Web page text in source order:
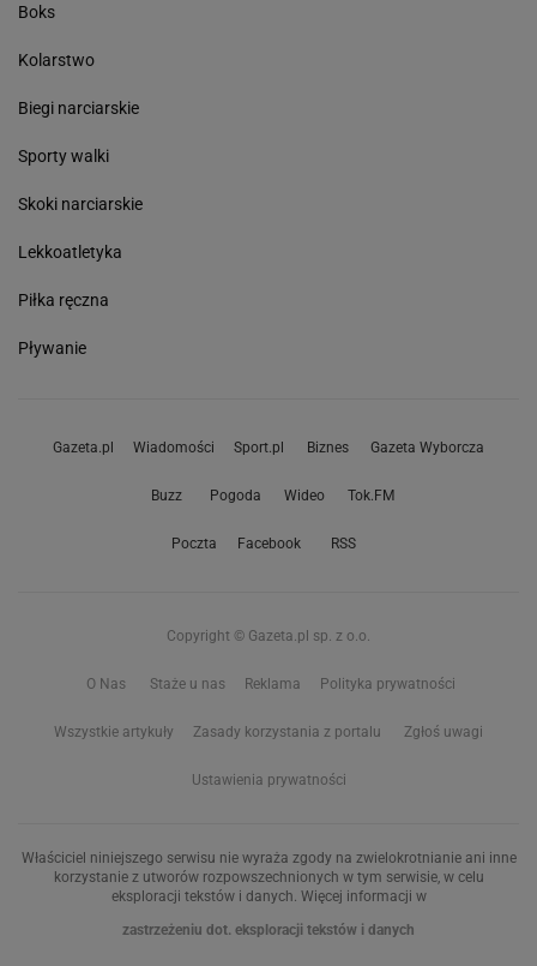
Boks
Kolarstwo
Biegi narciarskie
Sporty walki
Skoki narciarskie
Lekkoatletyka
Piłka ręczna
Pływanie
Gazeta.pl Wiadomości Sport.pl Biznes Gazeta Wyborcza
Buzz Pogoda Wideo Tok.FM
Poczta Facebook RSS
Copyright © Gazeta.pl sp. z o.o.
O Nas Staże u nas Reklama Polityka prywatności
Wszystkie artykuły Zasady korzystania z portalu Zgłoś uwagi
Ustawienia prywatności
Właściciel niniejszego serwisu nie wyraża zgody na zwielokrotnianie ani inne
korzystanie z utworów rozpowszechnionych w tym serwisie, w celu
eksploracji tekstów i danych. Więcej informacji w
zastrzeżeniu dot. eksploracji tekstów i danych